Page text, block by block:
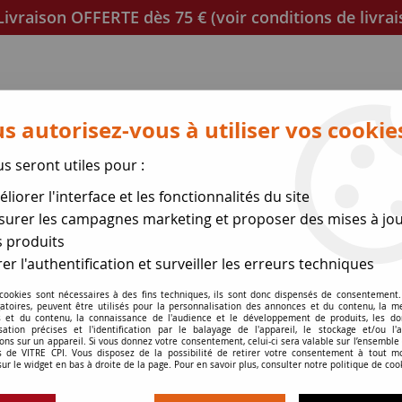
OFFERTE dès 75 € (voir conditions de
Mica et joint à découper Joints de porte
des expéditions le 17
> Sedan 15 et Sedan L
Sedan 15 et
autorisez-vous à utiliser vos
seront utiles pour :
l'interface et les fonctionnalités du site
les campagnes marketing et proposer des mises à
produits
l'authentification et surveiller les erreurs techniques
sont nécessaires à des fins techniques, ils sont donc dispensés de
peuvent être utilisés pour la personnalisation des annonces et du contenu, la
et du contenu, la connaissance de l'audience et le développement de produits, les
précises et l'identification par le balayage de l'appareil, le stockage et/ou
sur un appareil. Si vous donnez votre consentement, celui-ci sera valable sur l’ensemble
de VITRE CPI. Vous disposez de la possibilité de retirer votre consentement à tout
le widget en bas à droite de la page. Pour en savoir plus, consulter notre politique de